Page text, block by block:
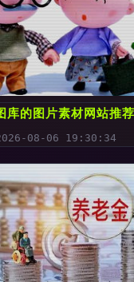
温情持续相伴
库的图片素材网站推
2026-08-06 19:30:34